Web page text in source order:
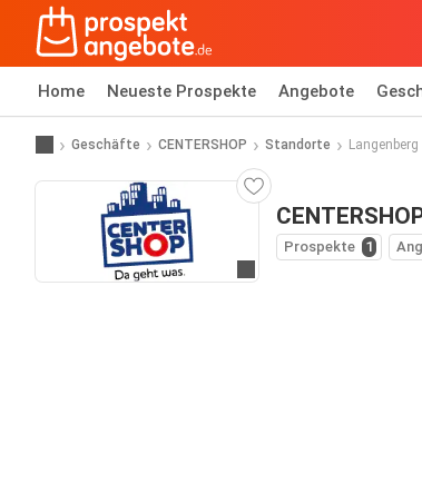
Home Neueste Prospekte Angebote
Geschäfte CENTERSHOP Standorte Langenberg
Prospekte 1